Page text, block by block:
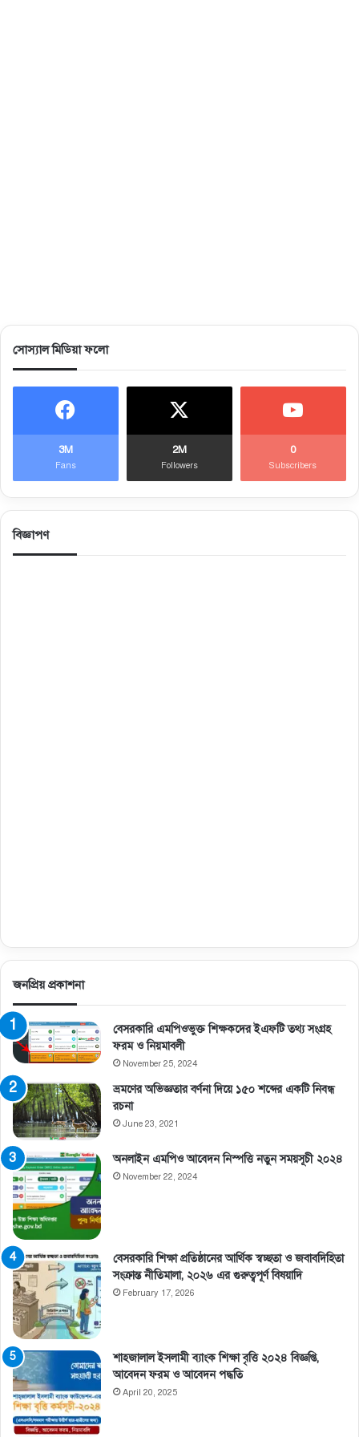
সোস্যাল মিডিয়া ফলো
3M
Fans
2M
Followers
0
Subscribers
বিজ্ঞাপণ
জনপ্রিয় প্রকাশনা
বেসরকারি এমপিওভুক্ত শিক্ষকদের ইএফটি তথ্য সংগ্রহ
ফরম ও নিয়মাবলী
November 25, 2024
ভ্রমণের অভিজ্ঞতার বর্ণনা দিয়ে ১৫০ শব্দের একটি নিবন্ধ
রচনা
June 23, 2021
অনলাইন এমপিও আবেদন নিস্পত্তি নতুন সময়সূচী ২০২৪
November 22, 2024
বেসরকারি শিক্ষা প্রতিষ্ঠানের আর্থিক স্বচ্ছতা ও জবাবদিহিতা
সংক্রান্ত নীতিমালা, ২০২৬ এর গুরুত্বপূর্ণ বিষয়াদি
February 17, 2026
শাহজালাল ইসলামী ব্যাংক শিক্ষা বৃত্তি ২০২৪ বিজ্ঞপ্তি,
আবেদন ফরম ও আবেদন পদ্ধতি
April 20, 2025